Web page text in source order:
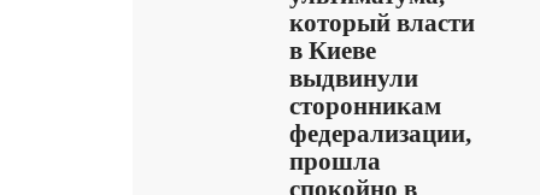
который власти
в Киеве
выдвинули
сторонникам
федерализации,
прошла
спокойно в